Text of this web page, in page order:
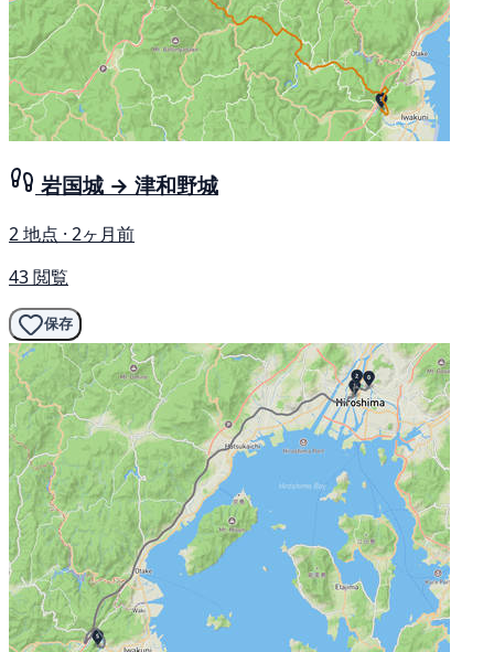
岩国城 → 津和野城
2 地点 · 2ヶ月前
43 閲覧
保存